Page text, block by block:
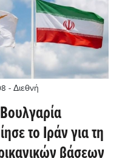
- Διεθνή
το Ιράν για τη